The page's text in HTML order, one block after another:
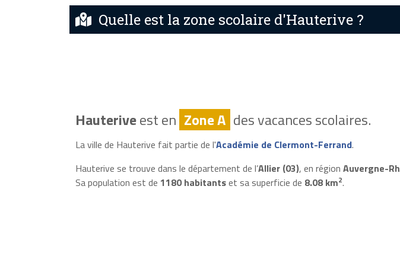
Quelle est la zone scolaire d'Hauterive ?
Hauteriveest en Zone A des vacances scolaires.
La ville de Hauterive fait partie de l'Académie de Clermont-Ferrand.
Hauterive se trouve dans le département de l’Allier (03), en région Auvergne-
Sa population est de 1180 habitantset sa superficie de 8.08 km2.